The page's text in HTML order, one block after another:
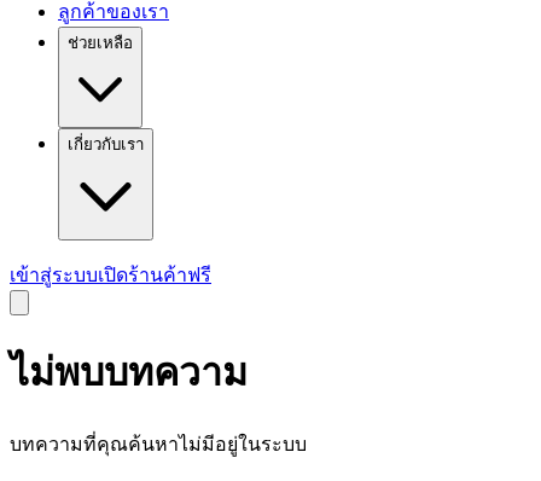
ลูกค้าของเรา
ช่วยเหลือ
เกี่ยวกับเรา
เข้าสู่ระบบเปิดร้านค้าฟรี
ไม่พบบทความ
บทความที่คุณค้นหาไม่มีอยู่ในระบบ